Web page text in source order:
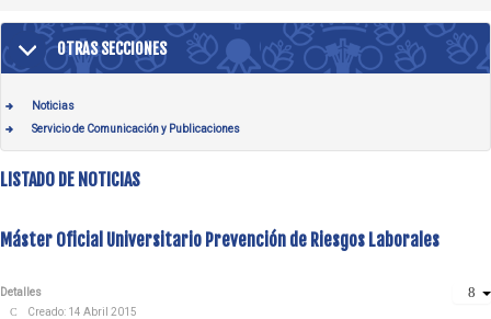
OTRAS SECCIONES
Noticias
Servicio de Comunicación y Publicaciones
LISTADO DE NOTICIAS
Máster Oficial Universitario Prevención de Riesgos Laborales
Detalles
Creado: 14 Abril 2015